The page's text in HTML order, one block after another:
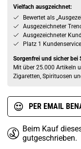
Vielfach ausgzeichnet:
Bewertet als
Ausgezeichneter
Ausgezeichneter
Platz 1
Sorgenfrei und sicher bei
Mit über 25.000 Artikeln
Zigaretten, Spirituosen
PER EMAIL
Beim Kauf
gutgeschrieben.